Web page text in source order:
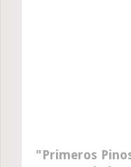
Primeros